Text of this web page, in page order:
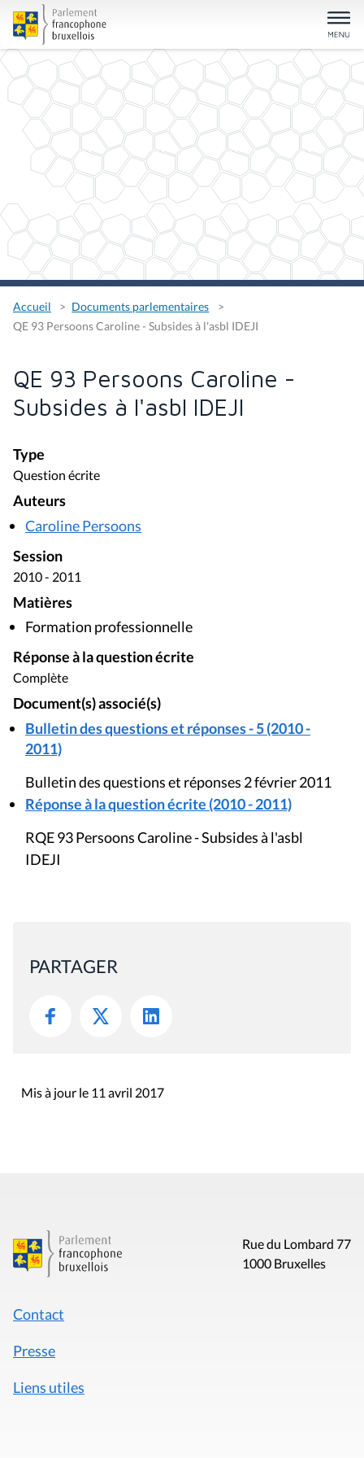
Accueil
Documents parlementaires
QE 93 Persoons Caroline - Subsides à l'asbl IDEJI
QE 93 Persoons Caroline -
Subsides à l'asbl IDEJI
Type
Question écrite
Auteurs
Caroline Persoons
Session
2010 - 2011
Matières
Formation professionnelle
Réponse à la question écrite
Complète
Document(s) associé(s)
Bulletin des questions et réponses - 5 (2010 -
2011)
Bulletin des questions et réponses 2 février 2011
Réponse à la question écrite (2010 - 2011)
RQE 93 Persoons Caroline - Subsides à l'asbl
IDEJI
PARTAGER
Mis à jour le 11 avril 2017
Rue du Lombard 77
1000 Bruxelles
Contact
Presse
Liens utiles